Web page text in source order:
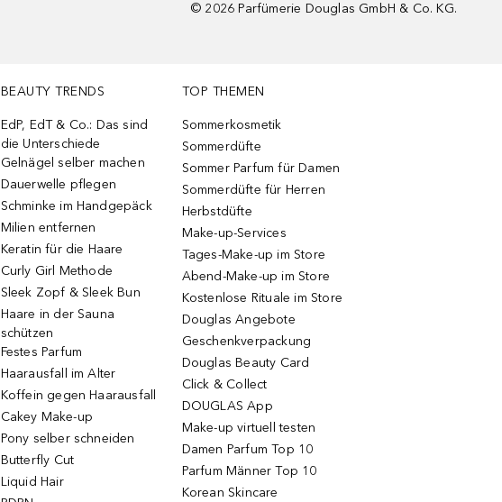
© 2026 Parfümerie Douglas GmbH & Co. KG.
BEAUTY TRENDS
EdP, EdT & Co.: Das sind
die Unterschiede
Gelnägel selber machen
Dauerwelle pflegen
Schminke im Handgepäck
Milien entfernen
Keratin für die Haare
Curly Girl Methode
Sleek Zopf & Sleek Bun
Haare in der Sauna
schützen
Festes Parfum
Haarausfall im Alter
Koffein gegen Haarausfall
Cakey Make-up
Pony selber schneiden
Butterfly Cut
Liquid Hair
TOP THEMEN
Sommerkosmetik
Sommerdüfte
Sommer Parfum für Damen
Sommerdüfte für Herren
Herbstdüfte
Make-up-Services
Tages-Make-up im Store
Abend-Make-up im Store
Kostenlose Rituale im Store
Douglas Angebote
Geschenkverpackung
Douglas Beauty Card
Click & Collect
DOUGLAS App
Make-up virtuell testen
Damen Parfum Top 10
Parfum Männer Top 10
Korean Skincare